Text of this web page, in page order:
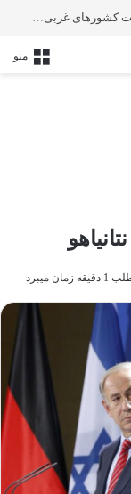
پزشکیان در تماس با نخست‌ وزیر انگلیس: حمایت کشور‌های غربی از رژیم صهیونیستی امنیت منطقه و جهان را به خطر انداخته است
منو
میبرد